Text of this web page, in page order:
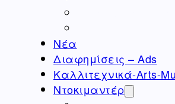
Νέα
Διαφημίσεις – Ads
Καλλιτεχνικά-Arts-
Ντοκιμαντέρ